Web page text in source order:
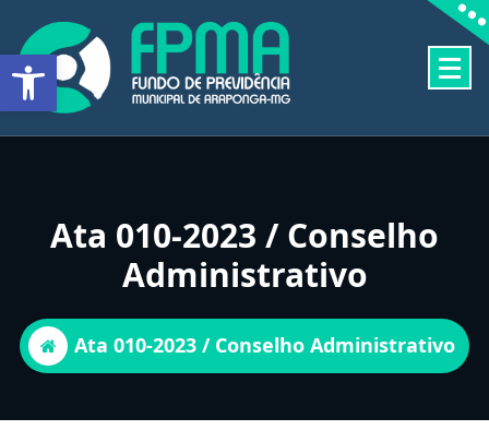
para
conteúdo
Ata 010-2023 / Conselho
Administrativo
Ata 010-2023 / Conselho Administrativo
Barra de Ferramentas Aberta